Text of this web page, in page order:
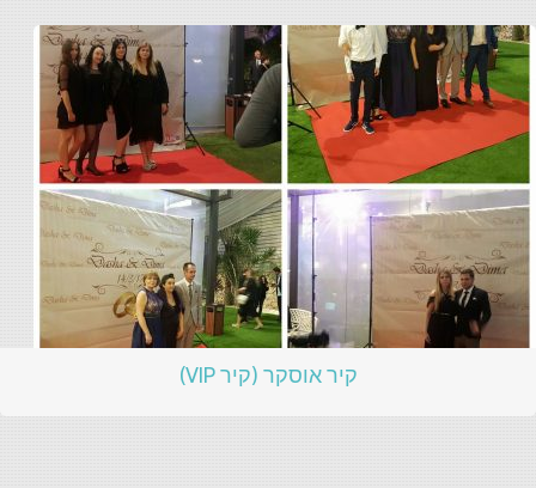
קיר אוסקר (קיר VIP)